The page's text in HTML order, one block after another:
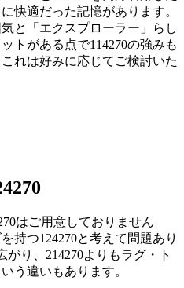
快適だった記憶があります。
と「エクスプローラー」らし
トがある点で114270の強みも
れは好みに応じてご検討いた
はご用意しておりません
持つ124270と考えて問題あり
がり、214270よりもラグ・ト
う違いもあります。